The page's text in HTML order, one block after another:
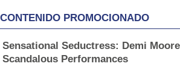
CONTENIDO PROMOCIONADO
Sensational Seductress: Demi
Scandalous Performances